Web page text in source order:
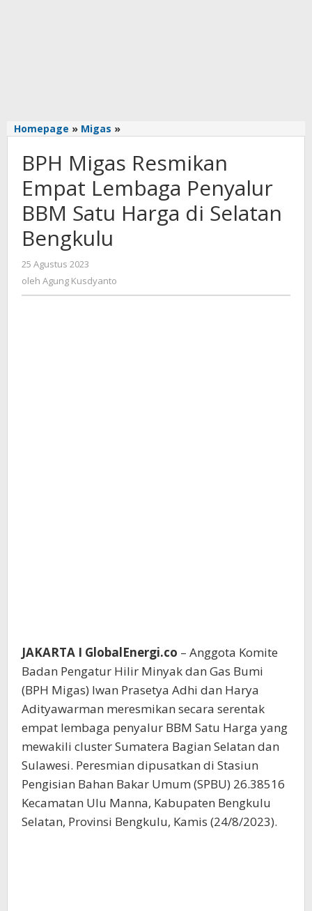
Homepage » Migas »BPH
Resmikan
Empat
Lembaga
Penyalur
BBM
BPH Migas Resmikan
Empat Lembaga Penyalur
BBM Satu Harga di Selatan
Bengkulu
25 Agustus 2023
Agung
Kusdyanto
oleh Agung Kusdyanto
JAKARTA I GlobalEnergi.co – Anggota Komite
Badan Pengatur Hilir Minyak dan Gas Bumi
(BPH Migas) Iwan Prasetya Adhi dan Harya
Adityawarman meresmikan secara serentak
empat lembaga penyalur BBM Satu Harga yang
mewakili cluster Sumatera Bagian Selatan dan
Sulawesi. Peresmian dipusatkan di Stasiun
Pengisian Bahan Bakar Umum (SPBU) 26.38516
Kecamatan Ulu Manna, Kabupaten Bengkulu
Selatan, Provinsi Bengkulu, Kamis (24/8/2023).